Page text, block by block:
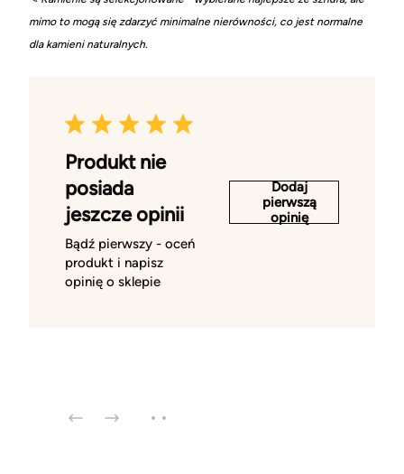
mimo to mogą się zdarzyć minimalne nierówności, co jest normalne
dla kamieni naturalnych.
Produkt nie
posiada
jeszcze opinii
Bądź pierwszy - oceń
produkt i napisz
opinię o sklepie
Dodaj
pierwszą
opinię